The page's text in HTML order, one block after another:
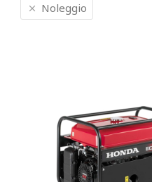
Noleggio